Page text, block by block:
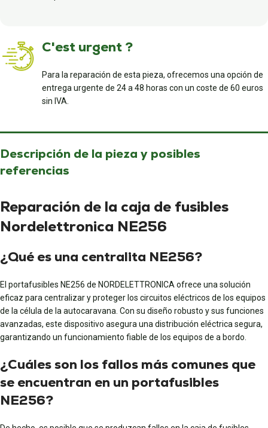
C'est urgent ?
Para la reparación de esta pieza, ofrecemos una opción de
entrega urgente de 24 a 48 horas con un coste de 60 euros
sin IVA.
Descripción de la pieza y posibles
referencias
Reparación de la caja de fusibles
Nordelettronica NE256
¿Qué es una centralita NE256?
El portafusibles NE256 de NORDELETTRONICA ofrece una solución
eficaz para centralizar y proteger los circuitos eléctricos de los equipos
de la célula de la autocaravana. Con su diseño robusto y sus funciones
avanzadas, este dispositivo asegura una distribución eléctrica segura,
garantizando un funcionamiento fiable de los equipos de a bordo.
¿Cuáles son los fallos más comunes que
se encuentran en un portafusibles
NE256?